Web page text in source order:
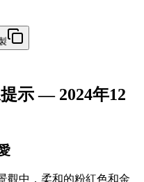
示 — 2024年12
觀中，柔和的粉紅色和金